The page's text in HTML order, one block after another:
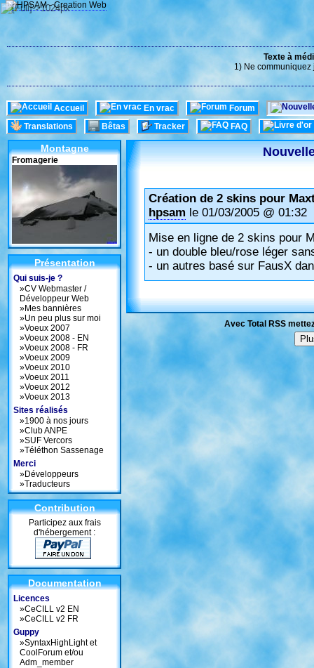
Texte à
1) Ne communiquez
Accueil En vrac
Forum
Translations
Bêtas Tracker FAQ
Montagne
Fromagerie
Présentation
Qui suis-je ?
»CV Webmaster /
Développeur Web
»Mes bannières
»Un peu plus sur moi
»Voeux 2007
»Voeux 2008 - EN
»Voeux 2008 - FR
»Voeux 2009
»Voeux 2010
»Voeux 2011
»Voeux 2012
»Voeux 2013
Sites réalisés
»1900 à nos jours
»Club ANPE
»SUF Vercors
»Téléthon Sassenage
Merci
»Développeurs
»Traducteurs
Contribution
Participez aux frais
d'hébergement :
Documentation
Licences
»CeCILL v2 EN
»CeCILL v2 FR
Guppy
»SyntaxHighLight et
CoolForum et/ou
Adm_member
Création de 2 skins pour
hpsam le 01/03/2005 @ 01:32
Mise en ligne de 2 skins pour
- un double bleu/rose léger
- un autres basé sur FausX
Avec Total RSS